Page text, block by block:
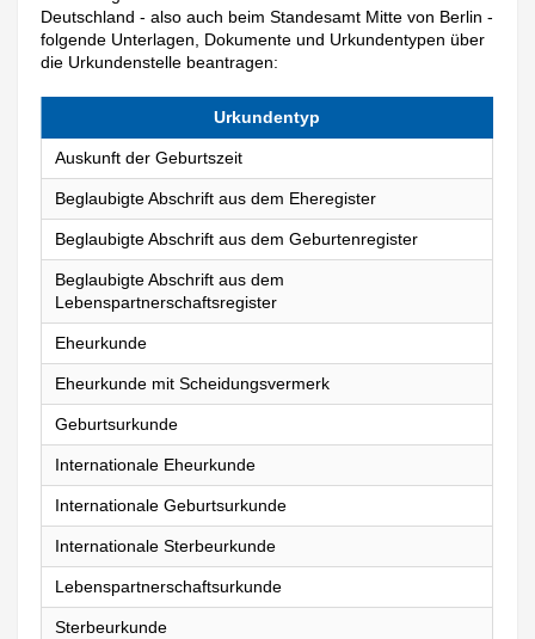
Deutschland - also auch beim Standesamt Mitte von Berlin -
folgende Unterlagen, Dokumente und Urkundentypen über
die Urkundenstelle beantragen:
Urkundentyp
Auskunft der Geburtszeit
Beglaubigte Abschrift aus dem Eheregister
Beglaubigte Abschrift aus dem Geburtenregister
Beglaubigte Abschrift aus dem
Lebenspartnerschaftsregister
Eheurkunde
Eheurkunde mit Scheidungsvermerk
Geburtsurkunde
Internationale Eheurkunde
Internationale Geburtsurkunde
Internationale Sterbeurkunde
Lebenspartnerschaftsurkunde
Sterbeurkunde